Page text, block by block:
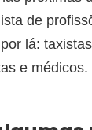
de
lá:
e médicos.